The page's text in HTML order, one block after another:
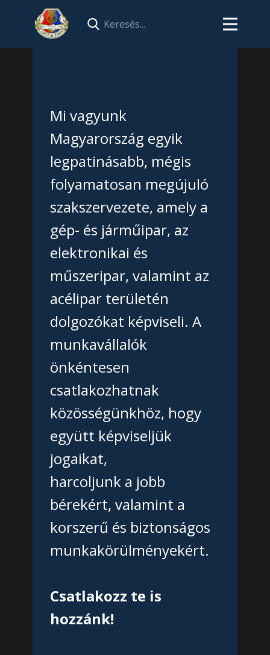
Mi vagyunk
Magyarország egyik
legpatinásabb, mégis
folyamatosan megújuló
szakszervezete, amely a
gép- és járműipar, az
elektronikai és
műszeripar, valamint az
acélipar területén
dolgozókat képviseli. A
munkavállalók
önkéntesen
csatlakozhatnak
közösségünkhöz, hogy
együtt képviseljük
jogaikat,
harcoljunk a jobb
bérekért, valamint a
korszerű és biztonságos
munkakörülményekért.
Csatlakozz te is
hozzánk!